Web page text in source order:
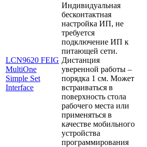
LCN9620 FEIG
MultiOne
Simple Set
Interface
Индивидуальная
бесконтактная
настройка ИП, не
требуется
подключение ИП к
питающей сети.
Дистанция
уверенной работы –
порядка 1 см. Может
встраиваться в
поверхность стола
рабочего места или
применяться в
качестве мобильного
устройства
программирования